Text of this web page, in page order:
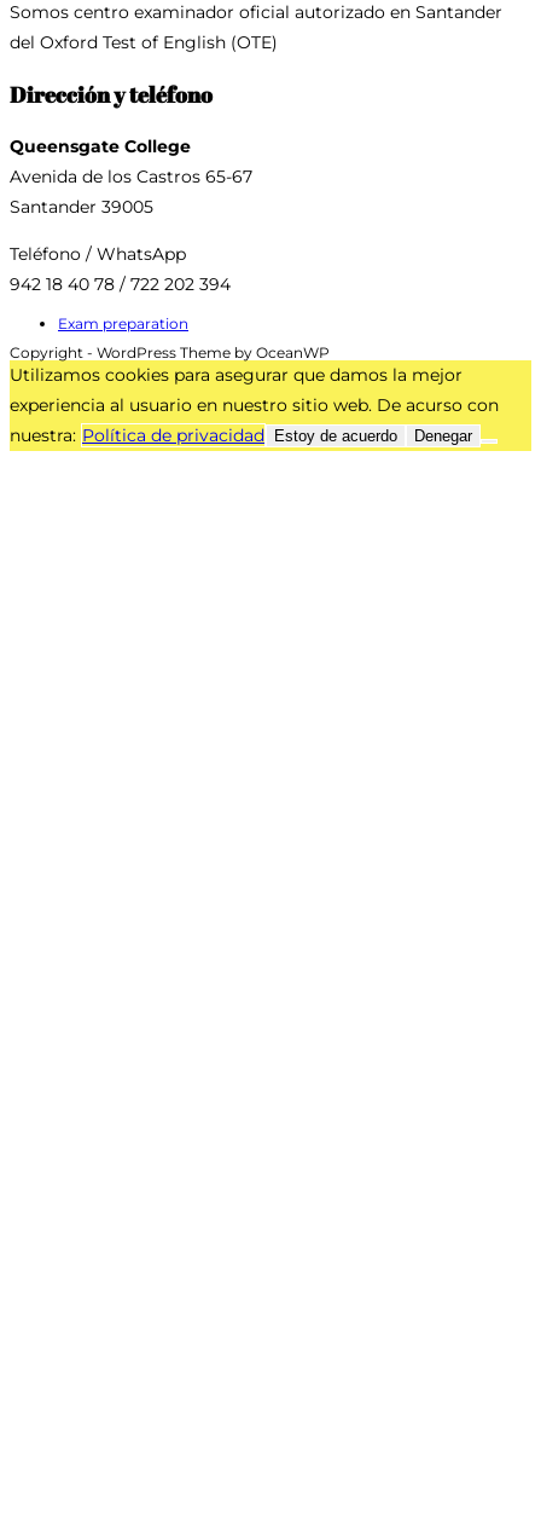
Somos centro examinador oficial autorizado en Santander
del Oxford Test of English (OTE)
Dirección y teléfono
Queensgate College
Avenida de los Castros 65-67
Santander 39005
Teléfono / WhatsApp
942 18 40 78 / 722 202 394
Exam preparation
Copyright - WordPress Theme by OceanWP
Utilizamos cookies para asegurar que damos la mejor
experiencia al usuario en nuestro sitio web. De acurso con
nuestra: Política de privacidad Estoy de acuerdo Denegar